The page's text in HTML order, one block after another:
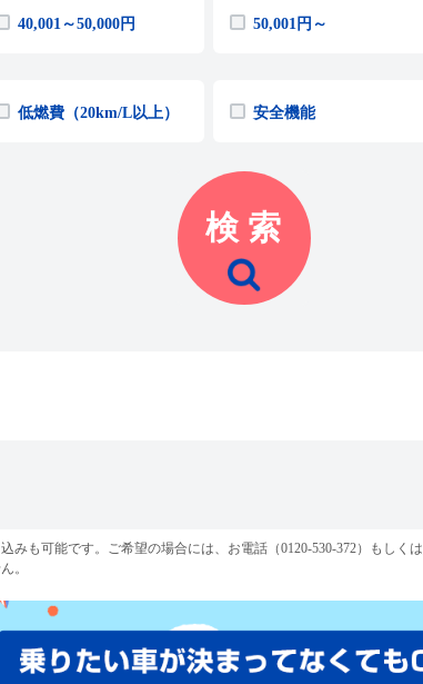
40,001～50,000円 50,001円～
低燃費（20km/L以上） 安全機能
みも可能です。ご希望の場合には、お電話（0120-530-372）もしくは
。